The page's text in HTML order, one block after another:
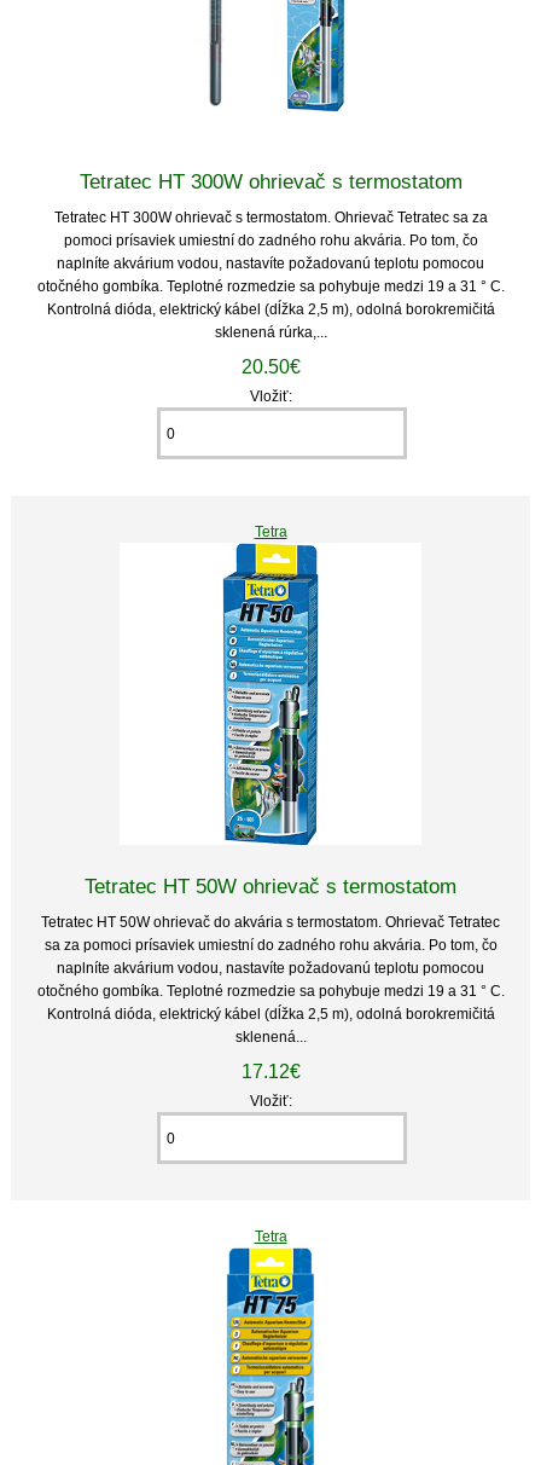
Tetratec HT 300W ohrievač s termostatom
Tetratec HT 300W ohrievač s termostatom. Ohrievač Tetratec sa za
pomoci prísaviek umiestní do zadného rohu akvária. Po tom, čo
naplníte akvárium vodou, nastavíte požadovanú teplotu pomocou
otočného gombíka. Teplotné rozmedzie sa pohybuje medzi 19 a 31 ° C.
Kontrolná dióda, elektrický kábel (dĺžka 2,5 m), odolná borokremičitá
sklenená rúrka,...
20.50€
Vložiť:
Tetra
Tetratec HT 50W ohrievač s termostatom
Tetratec HT 50W ohrievač do akvária s termostatom. Ohrievač Tetratec
sa za pomoci prísaviek umiestní do zadného rohu akvária. Po tom, čo
naplníte akvárium vodou, nastavíte požadovanú teplotu pomocou
otočného gombíka. Teplotné rozmedzie sa pohybuje medzi 19 a 31 ° C.
Kontrolná dióda, elektrický kábel (dĺžka 2,5 m), odolná borokremičitá
sklenená...
17.12€
Vložiť:
Tetra